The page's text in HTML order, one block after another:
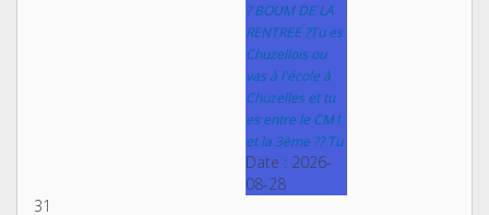
? BOUM DE LA
RENTREE ?Tu es
Chuzellois ou
vas à l'école à
Chuzelles et tu
es entre le CM1
et la 3ème ?? Tu
Date : 2026-
08-28
31